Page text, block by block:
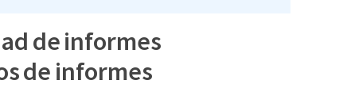
de informes
de informes